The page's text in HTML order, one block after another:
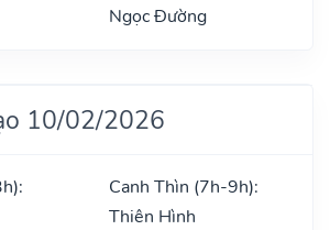
Ngọc Đường
10/02/2026
Canh Thìn (7h-9h):
Thiên Hình